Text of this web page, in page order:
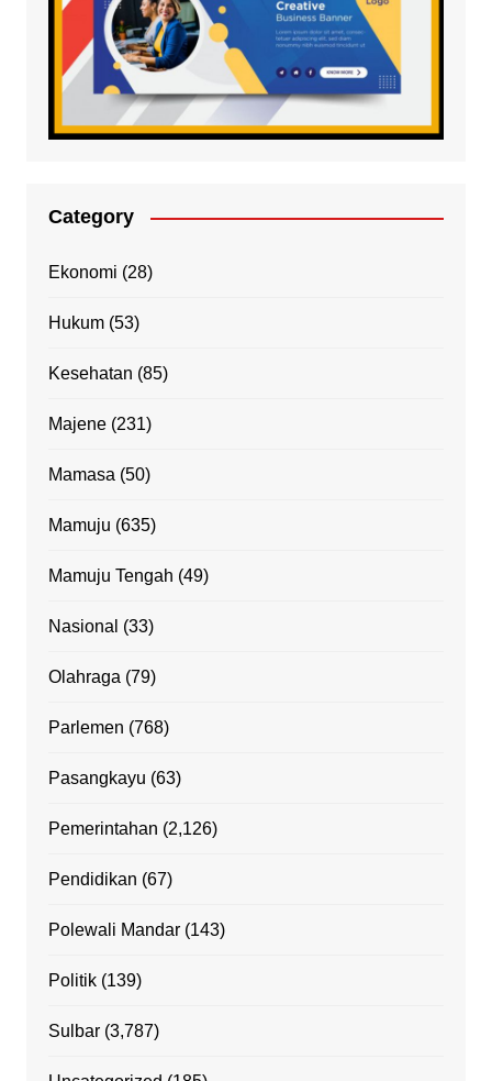
Category
Ekonomi (28)
Hukum(53)
Kesehatan (85)
Majene(231)
Mamasa (50)
Mamuju (635)
Mamuju Tengah (49)
Nasional (33)
Olahraga (79)
Parlemen (768)
Pasangkayu (63)
Pemerintahan (2,126)
Pendidikan (67)
Polewali Mandar(143)
Politik(139)
Sulbar(3,787)